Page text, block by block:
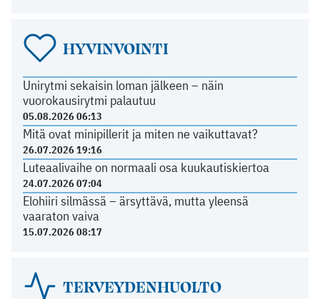
HYVINVOINTI
Unirytmi sekaisin loman jälkeen – näin
vuorokausirytmi palautuu
05.08.2026 06:13
Mitä ovat minipillerit ja miten ne vaikuttavat?
26.07.2026 19:16
Luteaalivaihe on normaali osa kuukautiskiertoa
24.07.2026 07:04
Elohiiri silmässä – ärsyttävä, mutta yleensä
vaaraton vaiva
15.07.2026 08:17
TERVEYDENHUOLTO